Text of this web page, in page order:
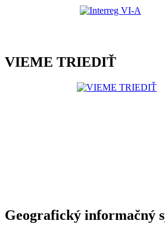
VIEME TRIEDIŤ
Geografický informačný